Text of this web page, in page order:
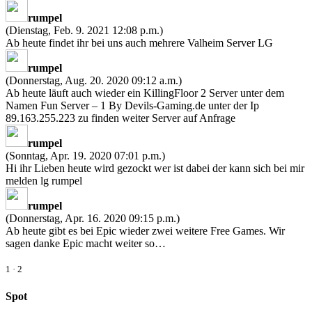
rumpel
(Dienstag, Feb. 9. 2021 12:08 p.m.)
Ab heute findet ihr bei uns auch mehrere Valheim Server LG
rumpel
(Donnerstag, Aug. 20. 2020 09:12 a.m.)
Ab heute läuft auch wieder ein KillingFloor 2 Server unter dem
Namen Fun Server – 1 By Devils-Gaming.de unter der Ip
89.163.255.223 zu finden weiter Server auf Anfrage
rumpel
(Sonntag, Apr. 19. 2020 07:01 p.m.)
Hi ihr Lieben heute wird gezockt wer ist dabei der kann sich bei mir
melden lg rumpel
rumpel
(Donnerstag, Apr. 16. 2020 09:15 p.m.)
Ab heute gibt es bei Epic wieder zwei weitere Free Games. Wir
sagen danke Epic macht weiter so…
1 · 2
Spot